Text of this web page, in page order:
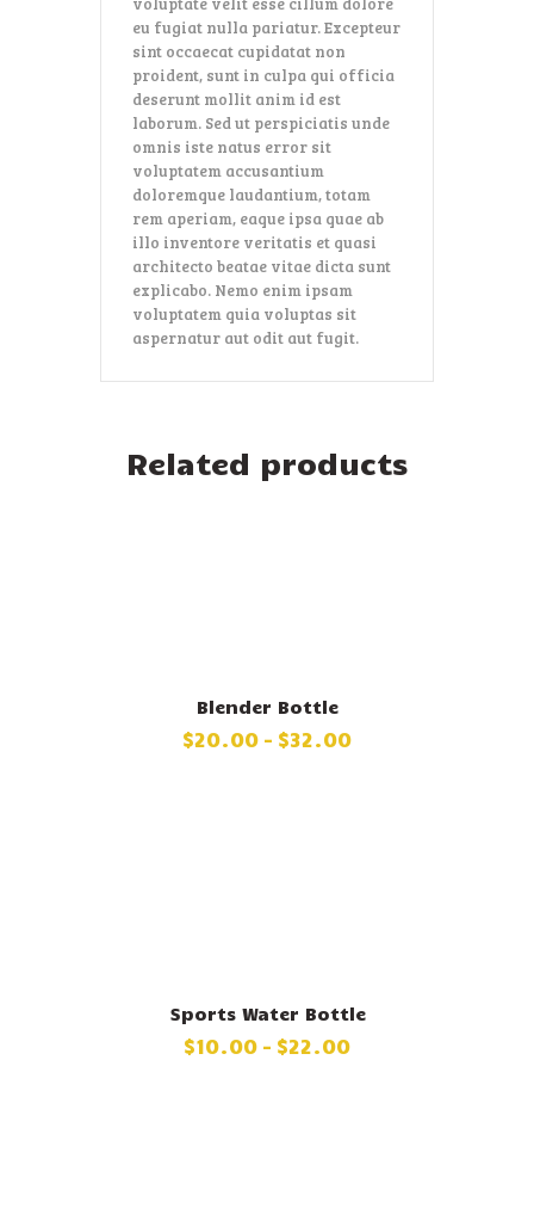
eu fugiat nulla pariatur. Excepteur
sint occaecat cupidatat non
proident, sunt in culpa qui officia
deserunt mollit anim id est
laborum. Sed ut perspiciatis unde
omnis iste natus error sit
voluptatem accusantium
doloremque laudantium, totam
rem aperiam, eaque ipsa quae ab
illo inventore veritatis et quasi
architecto beatae vitae dicta sunt
explicabo. Nemo enim ipsam
voluptatem quia voluptas sit
aspernatur aut odit aut fugit.
Related products
Blender Bottle
$20.00 – $32.00
Sports Water Bottle
$10.00 – $22.00